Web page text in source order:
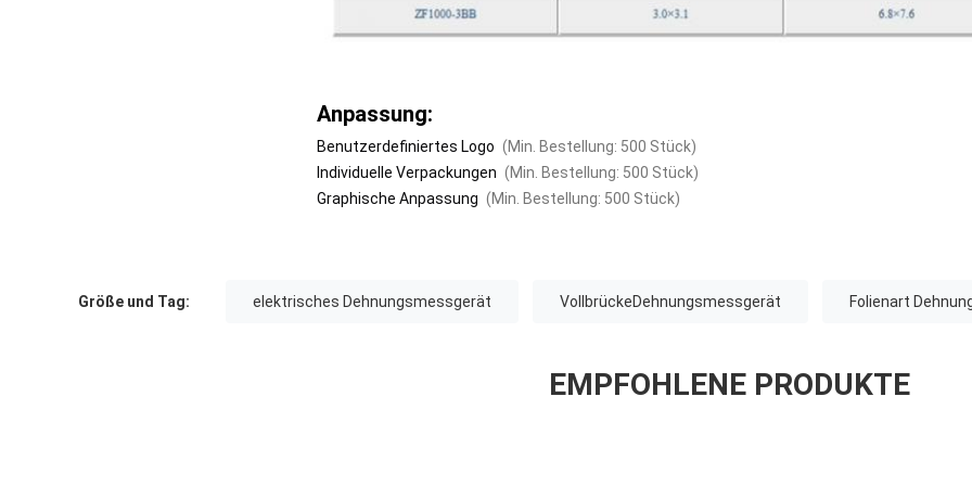
Anpassung:
Benutzerdefiniertes Logo (Min. Bestellung: 500 Stück)
Individuelle Verpackungen (Min. Bestellung: 500 Stück)
Graphische Anpassung (Min. Bestellung: 500 Stück)
Größe und Tag: elektrisches Dehnungsmessgerät VollbrückeDehnungsmessgerät Folienart
EMPFOHLENE PRODUKTE